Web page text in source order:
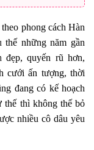
phong cách Hàn
thế những năm gần
quyến rũ hơn,
cưới ấn tượng, thời
đang có kế hoạch
thế thì không thế bỏ
nhiều cô dâu yêu